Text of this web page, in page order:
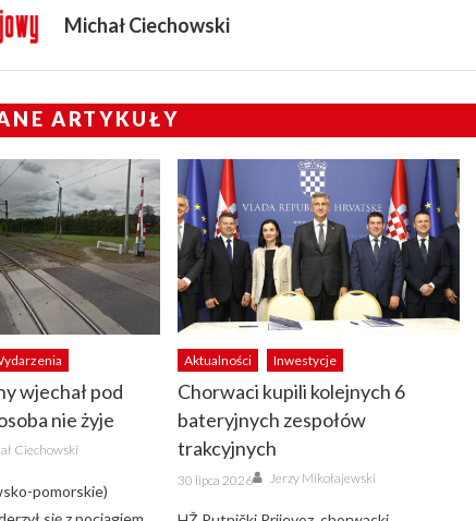
Michał Ciechowski
ARTYKUŁY
wjechał pod
nie żyje
Ciechowski
pomorskie)
Aktualności Inwestycje
Chorwaci kupili kolejnych 6
bateryjnych zespołów
trakcyjnych
Posted
on
30 lipca 2026 Author
Jerzy Mikołajewski